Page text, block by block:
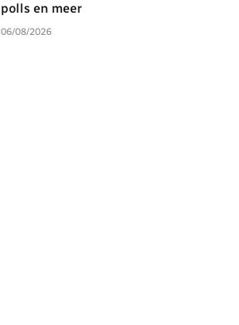
polls en meer
06/08/2026